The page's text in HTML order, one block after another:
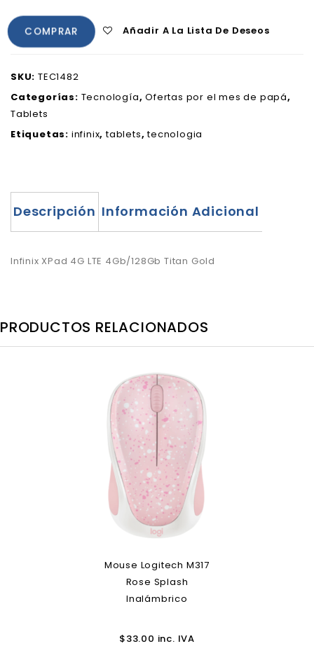
COMPRAR Añadir A La Lista De Deseos
SKU: TEC1482
Categorías: Tecnología,Ofertas por el mes de papá,
Tablets
Etiquetas: infinix,tablets,tecnologia
Descripción Información Adicional
Infinix XPad 4G LTE 4Gb/128Gb Titan Gold
PRODUCTOS RELACIONADOS
Mouse Logitech M317
Rose Splash
Inalámbrico
$33.00 inc. IVA